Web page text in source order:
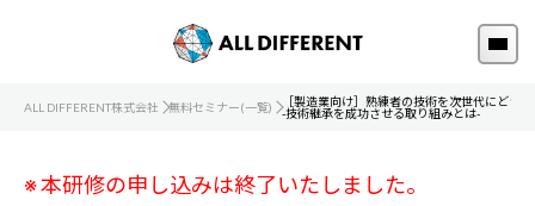
ALL DIFFERENT株式会社 無料セミナー(一覧)
［製造業向け］熟練者の技術を次世代にどう
-技術継承を成功させる取り組みとは-
※ 本研修の申し込みは終了いたしました。